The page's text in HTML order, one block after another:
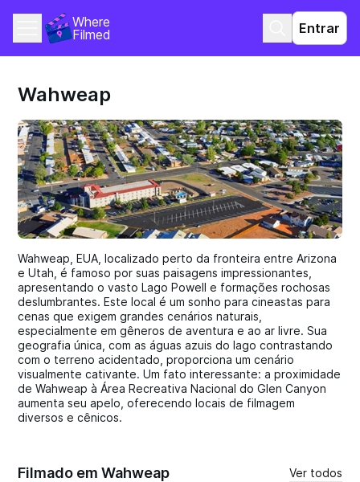
Where
Filmed
Entrar
Wahweap
Wahweap, EUA, localizado perto da fronteira entre Arizona
e Utah, é famoso por suas paisagens impressionantes,
apresentando o vasto Lago Powell e formações rochosas
deslumbrantes. Este local é um sonho para cineastas para
cenas que exigem grandes cenários naturais,
especialmente em gêneros de aventura e ao ar livre. Sua
geografia única, com as águas azuis do lago contrastando
com o terreno acidentado, proporciona um cenário
visualmente cativante. Um fato interessante: a proximidade
de Wahweap à Área Recreativa Nacional do Glen Canyon
aumenta seu apelo, oferecendo locais de filmagem
diversos e cênicos.
Filmado em Wahweap Ver todos